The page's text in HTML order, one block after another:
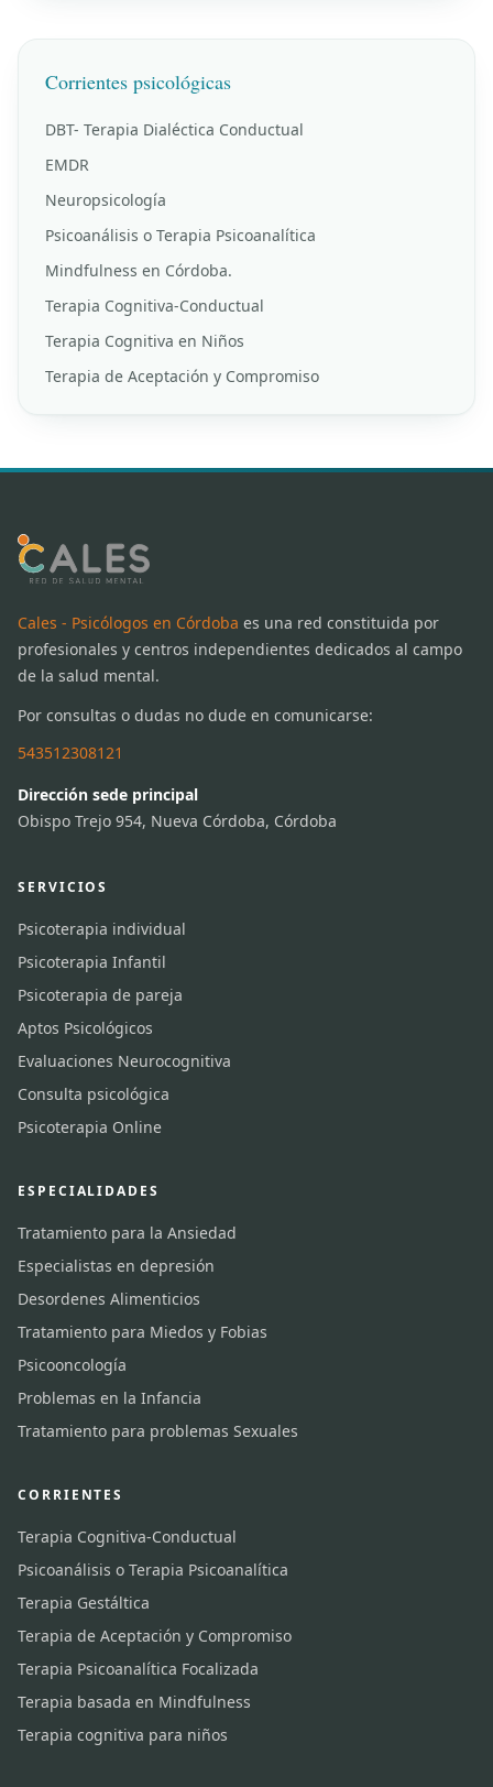
Corrientes psicológicas
DBT- Terapia Dialéctica Conductual
EMDR
Neuropsicología
Psicoanálisis o Terapia Psicoanalítica
Mindfulness en Córdoba.
Terapia Cognitiva-Conductual
Terapia Cognitiva en Niños
Terapia de Aceptación y Compromiso
Cales - Psicólogos en Córdoba es una red constituida por
profesionales y centros independientes dedicados al campo
de la salud mental.
Por consultas o dudas no dude en comunicarse:
543512308121
Dirección sede principal
Obispo Trejo 954, Nueva Córdoba, Córdoba
SERVICIOS
Psicoterapia individual
Psicoterapia Infantil
Psicoterapia de pareja
Aptos Psicológicos
Evaluaciones Neurocognitiva
Consulta psicológica
Psicoterapia Online
ESPECIALIDADES
Tratamiento para la Ansiedad
Especialistas en depresión
Desordenes Alimenticios
Tratamiento para Miedos y Fobias
Psicooncología
Problemas en la Infancia
Tratamiento para problemas Sexuales
CORRIENTES
Terapia Cognitiva-Conductual
Psicoanálisis o Terapia Psicoanalítica
Terapia Gestáltica
Terapia de Aceptación y Compromiso
Terapia Psicoanalítica Focalizada
Terapia basada en Mindfulness
Terapia cognitiva para niños